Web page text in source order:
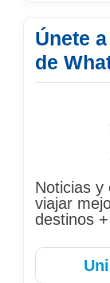
Únete
de
Noticias y
viajar
destinos